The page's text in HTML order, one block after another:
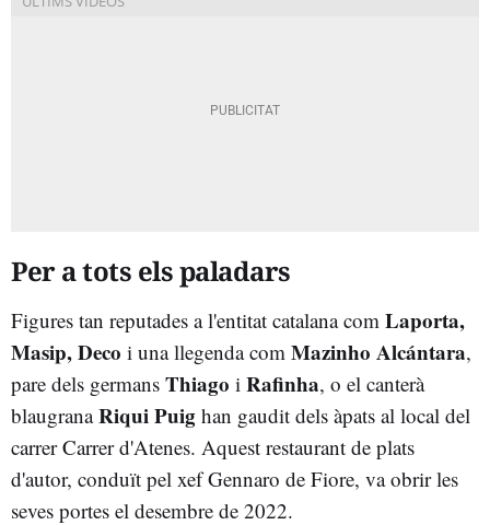
Per a tots els paladars
Figures tan reputades a l'entitat catalana com Laporta,
Masip, Deco i una llegenda com Mazinho Alcántara,
pare dels germans Thiago i Rafinha, o el canterà
blaugranaRiqui Puig han gaudit dels àpats al local del
carrer Carrer d'Atenes. Aquest restaurant de plats
d'autor, conduït pel xef Gennaro de Fiore, va obrir les
seves portes el desembre de 2022.